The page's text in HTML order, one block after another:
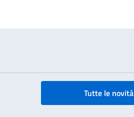
Tutte le novità